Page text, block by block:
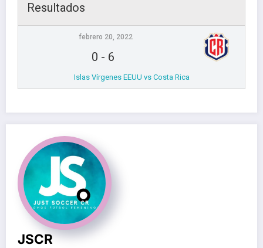
Resultados
febrero 20, 2022
0 - 6
Islas Vírgenes EEUU vs Costa Rica
JSCR